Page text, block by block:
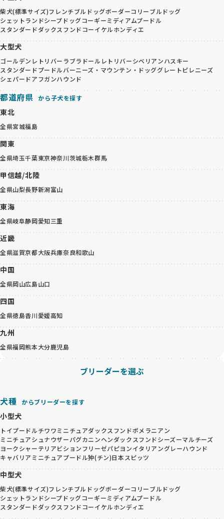
柴犬(標準サイズ)フレンチブルドッグボーダーコリーブルドッグ
シェットランドシープドッグコーギーミディアムプードル
スタンダードダックスフンドコーイケルホンディエ
大型犬
ゴールデンレトリバー ラブラドールレトリバーシベリアンハスキー
スタンダードプードルバーニーズ・マウンテン・ドッググレートピレニーズ
シェパードアフガンハウンド
都道府県 から子犬を探す
東北
全県宮城福島
関東
全県埼玉千葉東京神奈川茨城栃木群馬
甲信越/北陸
全県山梨長野新潟富山
東海
全県岐阜静岡愛知三重
近畿
全県滋賀京都大阪兵庫奈良和歌山
中国
全県岡山広島山口
四国
全県徳島香川愛媛高知
九州
全県福岡熊本大分鹿児島
ブリーダーを選ぶ
犬種 からブリーダーを探す
小型犬
トイプードルチワワミニチュアダックスフンドポメラニアン
ミニチュアシュナウザーパグカニンヘンダックスフンドシーズーマルチーズ
ヨークシャーテリアビションフリーゼパピヨンイタリアングレーハウンド
キャバリア ミニチュアプードル狆(チン)日本スピッツ
中型犬
柴犬(標準サイズ)フレンチブルドッグボーダーコリーブルドッグ
シェットランドシープドッグコーギーミディアムプードル
スタンダードダックスフンドコーイケルホンディエ